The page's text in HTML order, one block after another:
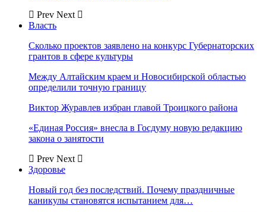
Prev Next
Власть
Сколько проектов заявлено на конкурс Губернаторских
грантов в сфере культуры
Между Алтайским краем и Новосибирской областью
определили точную границу
Виктор Журавлев избран главой Троицкого района
«Единая Россия» внесла в Госдуму новую редакцию
закона о занятости
Prev Next
Здоровье
Новый год без последствий. Почему праздничные
каникулы становятся испытанием для…